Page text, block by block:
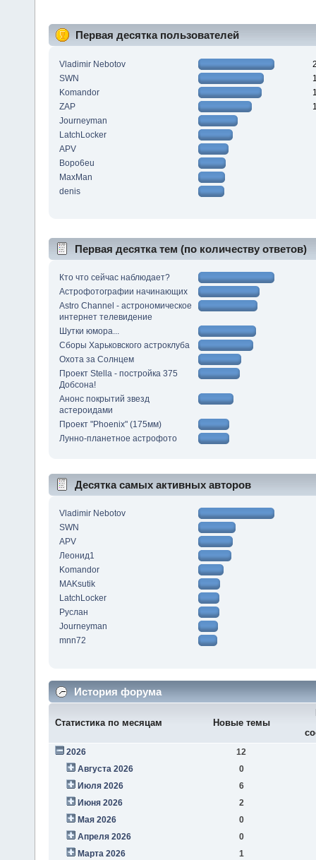
Первая десятка пользователей
Vladimir Nebotov
SWN
Komandor
ZAP
Journeyman
LatchLocker
APV
Bopo6eu
MaxMan
denis
Первая десятка тем (по количеству ответов)
Кто что сейчас наблюдает?
Астрофотографии начинающих
Astro Channel - астрономическое
интернет телевидение
Шутки юмора...
Сборы Харьковского астроклуба
Охота за Солнцем
Проект Stella - постройка 375
Добсона!
Анонс покрытий звезд
астероидами
Проект "Phoenix" (175мм)
Лунно-планетное астрофото
Десятка самых активных авторов
Vladimir Nebotov
SWN
APV
Леонид1
Komandor
MAKsutik
LatchLocker
Руслан
Journeyman
mnn72
История форума
Статистика по месяцам Новые темы
2026
12
Августа 2026
0
Июля 2026
6
Июня 2026
2
Мая 2026
0
Апреля 2026
0
Марта 2026
1